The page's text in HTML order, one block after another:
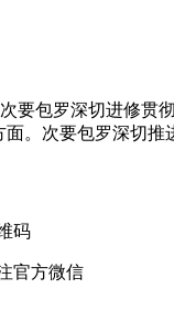
包罗深切进修贯
。次要包罗深切推
官方微信